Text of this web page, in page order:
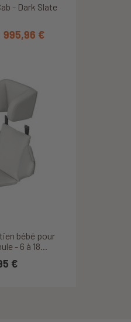
- Dark Slate
995,96 €
bébé pour
- 6 à 18...
€